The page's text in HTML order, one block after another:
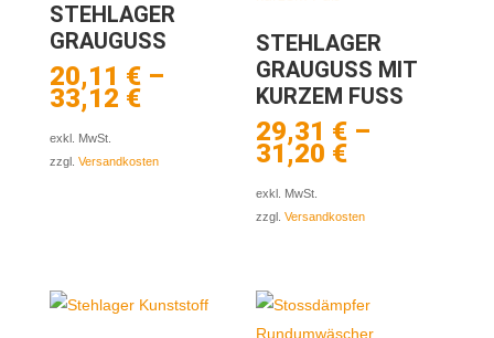
STEHLAGER
GRAUGUSS
20,11 €–
33,12 €
exkl. MwSt.
zzgl. Versandkosten
STEHLAGER
GRAUGUSS MIT
KURZEM FUSS
29,31 € –
31,20 €
exkl. MwSt.
zzgl.Versandkosten